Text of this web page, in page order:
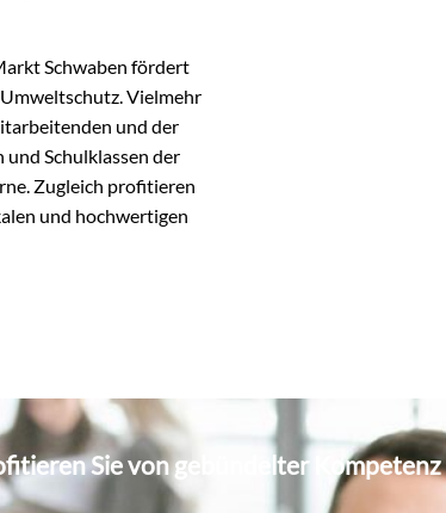
Schwaben fördert
Vielmehr
und der
Schulklassen der
Zugleich profitieren
und hochwertigen
Sie von gebündelter Kompetenz